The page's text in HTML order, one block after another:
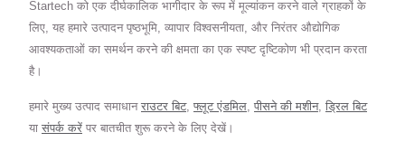
Startech को एक दीर्घकालिक भागीदार के रूप में मूल्यांकन करने वाले ग्राहकों के
लिए, यह हमारे उत्पादन पृष्ठभूमि, व्यापार विश्वसनीयता, और निरंतर औद्योगिक
आवश्यकताओं का समर्थन करने की क्षमता का एक स्पष्ट दृष्टिकोण भी प्रदान करता
है।
हमारे मुख्य उत्पाद समाधान राउटर बिट, फ्लूट एंडमिल पीसने की मशीन, ड्रिल बिट
या संपर्क करें पर बातचीत शुरू करने के लिए देखें।